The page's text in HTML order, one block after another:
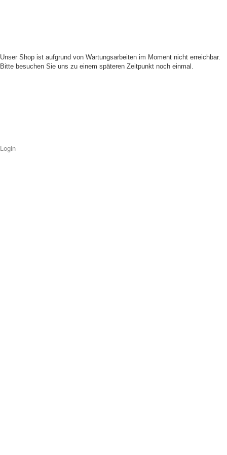
Unser Shop ist aufgrund von Wartungsarbeiten im Moment nicht erreichbar.
Bitte besuchen Sie uns zu einem späteren Zeitpunkt noch einmal.
Login